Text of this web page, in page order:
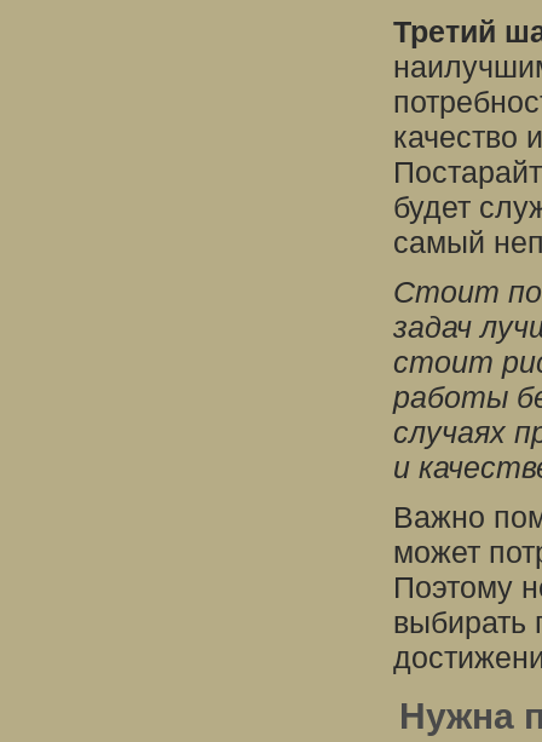
Третий
качество
будет
самый
Стоит
задач
стоит
работы
случаях
и
Важно
может
Поэтому
выбирать
Нужна